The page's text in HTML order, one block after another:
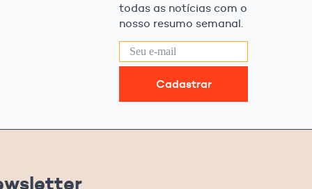
todas as notícias com o
nosso resumo semanal.
Cadastrar